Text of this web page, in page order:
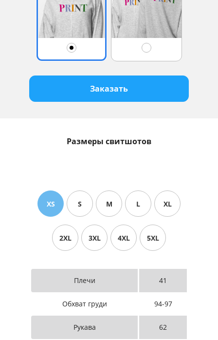
Заказать
Размеры свитшотов
XS S M L XL
2XL 3XL 4XL 5XL
Плечи 41
Обхват груди 94-97
Рукава 62